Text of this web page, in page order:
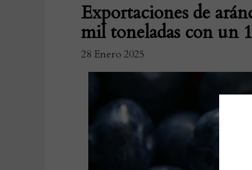
Exportaciones de
mil toneladas con un
28 Enero 2025